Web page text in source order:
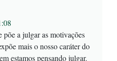
põe a julgar as motivações
mais o nosso caráter do
estamos pensando julgar.